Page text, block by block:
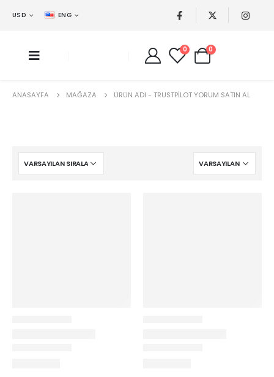
USD ENG
0 0
ANASAYFA MAĞAZA ÜRÜN ADI - TRUSTPILOT YORUM SATIN AL